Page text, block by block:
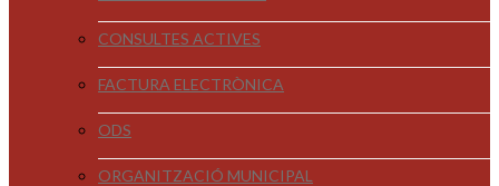
CONSULTES ACTIVES
FACTURA ELECTRÒNICA
ODS
ORGANITZACIÓ MUNICIPAL